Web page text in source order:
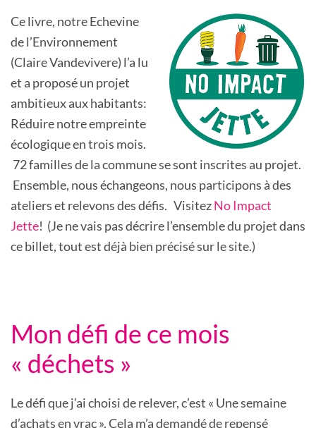
Ce livre, notre Echevine
de l’Environnement
(Claire Vandevivere) l’a lu
et a proposé un projet
ambitieux aux habitants:
Réduire notre empreinte
écologique en trois mois.
72 familles de la commune se sont inscrites au projet.
Ensemble, nous échangeons, nous participons à des
ateliers et relevons des défis. VisitezNo Impact
Jette! (Je ne vais pas décrire l’ensemble du projet dans
ce billet, tout est déjà bien précisé sur le site.)
Mon défi de ce mois
« déchets »
Le défi que j’ai choisi de relever, c’est « Une semaine
d’achats en vrac ». Cela m’a demandé de repensé